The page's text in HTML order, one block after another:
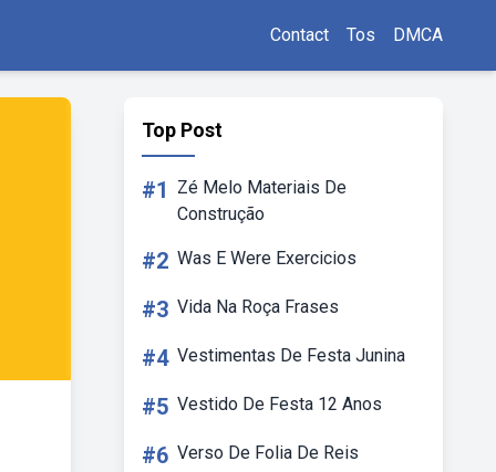
Contact Tos DMCA
Top Post
#1
Zé Melo Materiais De
Construção
#2 Was E Were Exercicios
#3 Vida Na Roça Frases
#4 Vestimentas De Festa Junina
#5 Vestido De Festa 12 Anos
#6 Verso De Folia De Reis